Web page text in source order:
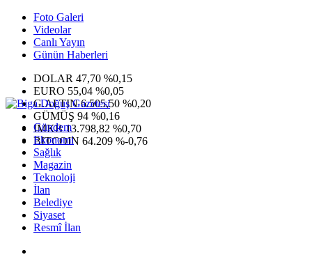
Foto Galeri
Videolar
Canlı Yayın
Günün Haberleri
DOLAR 47,70 %0,15
EURO 55,04 %0,05
G.ALTIN6.505,50 %0,20
GÜMÜŞ 94 %0,16
IMKB13.798,82 %0,70
BITCOIN 64.209 %-0,76
Gündem
Ekonomi
Sağlık
Magazin
Teknoloji
İlan
Belediye
Siyaset
Resmî İlan